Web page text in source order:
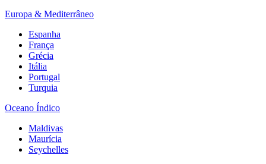
Europa & Mediterrâneo
Espanha
França
Grécia
Itália
Portugal
Turquia
Oceano Índico
Maldivas
Maurícia
Seychelles